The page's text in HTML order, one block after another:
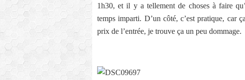
1h30, et il y a tellement de choses à faire
temps imparti. D’un côté, c’est pratique, car
prix de l’entrée, je trouve ça un peu dommage.